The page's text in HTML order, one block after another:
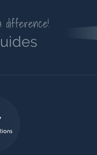
difference!